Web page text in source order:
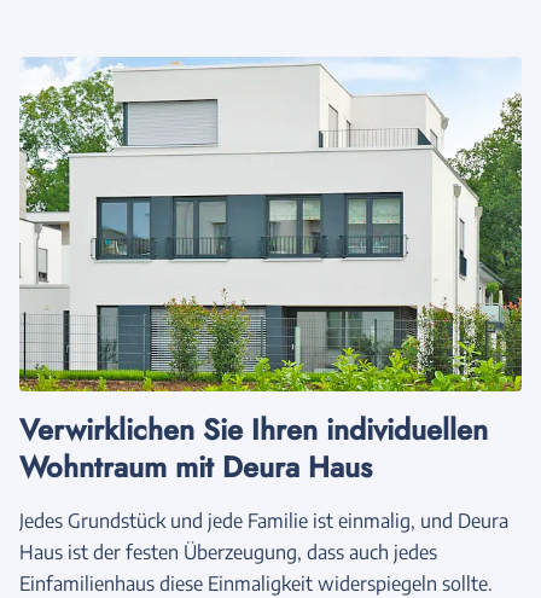
Verwirklichen Sie Ihren individuellen
Wohntraum mit Deura Haus
Jedes Grundstück und jede Familie ist einmalig, und Deura
Haus ist der festen Überzeugung, dass auch jedes
Einfamilienhaus diese Einmaligkeit widerspiegeln sollte.